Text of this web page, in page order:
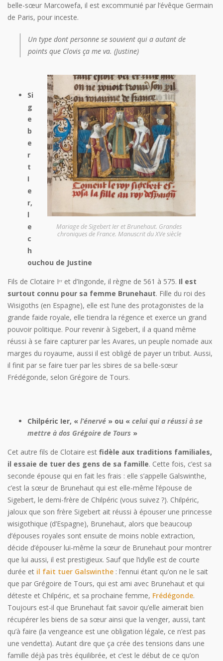
belle-sœur Marcowefa, il est excommunié par l’évêque Germain
de Paris, pour inceste.
Un type dont personne se souvient qui a autant de
points que Clovis ça me va. (Justine)
Mariage de Sigebert Ier et Brunehaut. Grandes
chroniques de France. Manuscrit du XVe siècle
Si
g
e
b
e
r
t
I
e
r,
l
e
c
h
ouchou de Justine
Fils de Clotaire Iᵉʳ et d’Ingonde, il règne de 561 à 575. Il est
surtout connu pour sa femme Brunehaut. Fille du roi des
Wisigoths (en Espagne), elle est l’une des protagonistes de la
grande faide royale, elle tiendra la régence et exerce un grand
pouvoir politique. Pour revenir à Sigebert, il a quand même
réussi à se faire capturer par les Avares, un peuple nomade aux
marges du royaume, aussi il est obligé de payer un tribut. Aussi,
il finit par se faire tuer par les sbires de sa belle-sœur
Frédégonde, selon Grégoire de Tours.
Chilpéric Ier, « l’énervé » ou « celui qui a réussi à se
mettre à dos Grégoire de Tours »
Cet autre fils de Clotaire est fidèle aux traditions familiales,
il essaie de tuer des gens de sa famille. Cette fois, c’est sa
seconde épouse qui en fait les frais : elle s’appelle Galswinthe,
c’est la sœur de Brunehaut qui est elle-même l’épouse de
Sigebert, le demi-frère de Chilpéric (vous suivez ?). Chilpéric,
jaloux que son frère Sigebert ait réussi à épouser une princesse
wisigothique (d’Espagne), Brunehaut, alors que beaucoup
d’épouses royales sont ensuite de moins noble extraction,
décide d’épouser lui-même la sœur de Brunehaut pour montrer
que lui aussi, il est prestigieux. Sauf que l’idylle est de courte
durée et il fait tuer Galswinthe : l’ennui étant qu’on ne le sait
que par Grégoire de Tours, qui est ami avec Brunehaut et qui
déteste et Chilpéric, et sa prochaine femme, Frédégonde.
Toujours est-il que Brunehaut fait savoir qu’elle aimerait bien
récupérer les biens de sa sœur ainsi que la venger, aussi, tant
qu’à faire (la vengeance est une obligation légale, ce n’est pas
une vendetta). Autant dire que ça crée des tensions dans une
famille déjà pas très équilibrée, et c’est le début de ce qu’on